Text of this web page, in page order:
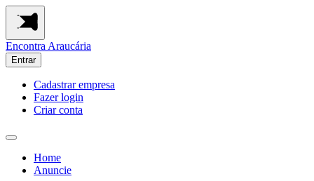
Encontra Araucária
Entrar
Cadastrar empresa
Fazer login
Criar conta
Home
Anuncie